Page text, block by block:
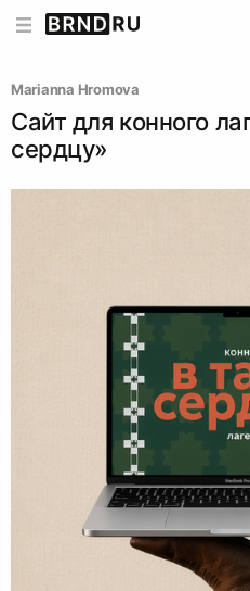
Marianna Hromova
Сайт для конного
сердцу»